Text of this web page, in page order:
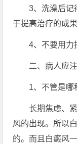
3、洗澡后记得
于提高治疗的成果
4、不要用力揉
二、病人应注
1、不管是哪种
长期焦虑、紧
风的出现。所以
的。而且白癜风